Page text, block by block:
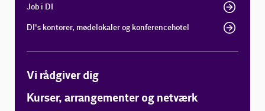
Job i DI
DI's kontorer, mødelokaler og konferencehotel
Vi rådgiver dig
Kurser, arrangementer og netværk